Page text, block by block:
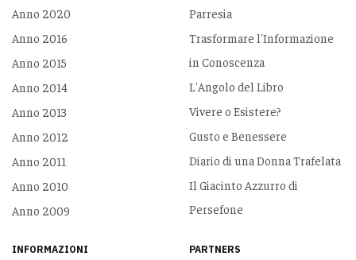
Anno 2020
Anno 2016
Anno 2015
Anno 2014
Anno 2013
Anno 2012
Anno 2011
Anno 2010
Anno 2009
Parresia
Trasformare l'Informazione
in Conoscenza
L'Angolo del Libro
Vivere o Esistere?
Gusto e Benessere
Diario di una Donna Trafelata
Il Giacinto Azzurro di
Persefone
INFORMAZIONI PARTNERS